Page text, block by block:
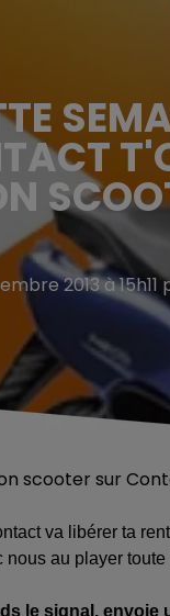
2013 à
va libérer ta
nous au player
le signal, envoie